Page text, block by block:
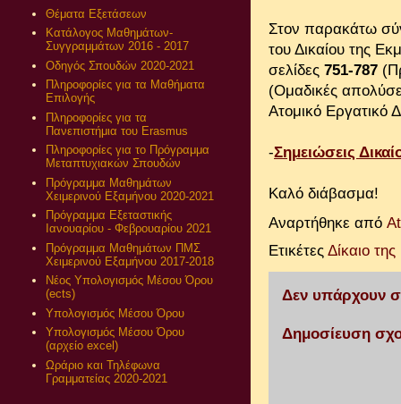
Στον παρακάτω
του Δικαίου της
σελίδες 751-787
(Ομαδικές
Ατομικό Εργατικό
-Σημειώσεις
Καλό διάβασμα!
Αναρτήθηκε από
Ετικέτες Δίκαιο
Δεν υπάρχουν
Δημοσίευση
Θέματα Εξετάσεων
Κατάλογος Μαθημάτων-
Συγγραμμάτων 2016 - 2017
Οδηγός Σπουδών 2020-2021
Πληροφορίες για τα Μαθήματα
Επιλογής
Πληροφορίες για τα
Πανεπιστήμια του Erasmus
Πληροφορίες για το Πρόγραμμα
Μεταπτυχιακών Σπουδών
Πρόγραμμα Μαθημάτων
Χειμερινού Εξαμήνου 2020-2021
Πρόγραμμα Εξεταστικής
Ιανουαρίου - Φεβρουαρίου 2021
Πρόγραμμα Μαθημάτων ΠΜΣ
Χειμερινού Εξαμήνου 2017-2018
Νέος Υπολογισμός Μέσου Όρου
(ects)
Υπολογισμός Μέσου Όρου
Υπολογισμός Μέσου Όρου
(αρχείο excel)
Ωράριο και Τηλέφωνα
Γραμματείας 2020-2021